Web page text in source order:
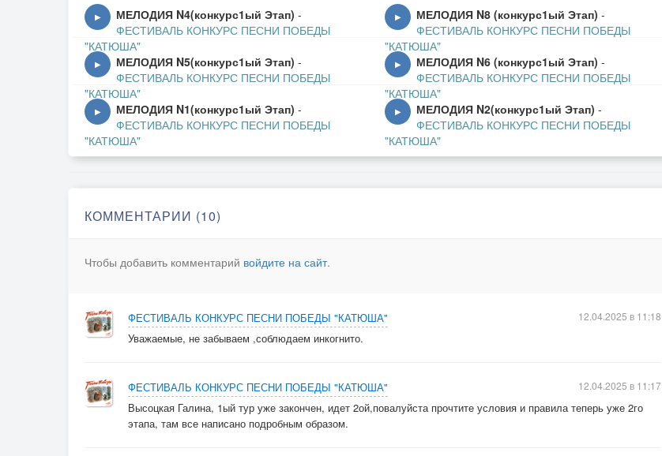
▶ МЕЛОДИЯ N4(конкурс1ый Этап) -
ФЕСТИВАЛЬ КОНКУРС ПЕСНИ ПОБЕДЫ
"КАТЮША"
▶ МЕЛОДИЯ N8 (конкурс1ый Этап) -
ФЕСТИВАЛЬ КОНКУРС ПЕСНИ ПОБЕДЫ
"КАТЮША"
▶ МЕЛОДИЯ N5(конкурс1ый Этап) -
ФЕСТИВАЛЬ КОНКУРС ПЕСНИ ПОБЕДЫ
"КАТЮША"
▶ МЕЛОДИЯ N6 (конкурс1ый Этап) -
ФЕСТИВАЛЬ КОНКУРС ПЕСНИ ПОБЕДЫ
"КАТЮША"
▶ МЕЛОДИЯ N1(конкурс1ый Этап) -
ФЕСТИВАЛЬ КОНКУРС ПЕСНИ ПОБЕДЫ
"КАТЮША"
▶ МЕЛОДИЯ N2(конкурс1ый Этап) -
ФЕСТИВАЛЬ КОНКУРС ПЕСНИ ПОБЕДЫ
"КАТЮША"
КОММЕНТАРИИ (10)
Чтобы добавить комментарий войдите на сайт.
ФЕСТИВАЛЬ КОНКУРС ПЕСНИ ПОБЕДЫ "КАТЮША"
Уважаемые, не забываем ,соблюдаем инкогнито.
12.04.2025 в 11:18
ФЕСТИВАЛЬ КОНКУРС ПЕСНИ ПОБЕДЫ "КАТЮША"
Высоцкая Галина, 1ый тур уже закончен, идет 2ой,повалуйста прочтите условия и правила теперь уже 2го
этапа, там все написано подробным образом.
12.04.2025 в 11:17